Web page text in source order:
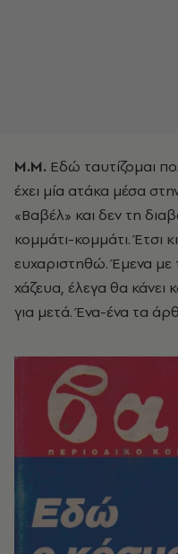
Μ.Μ. Εδώ ταυτίζομαι
έχει μία ατάκα μέσα
«Βαβέλ» και δεν τη
κομμάτι-κομμάτι. Έτσι
ευχαριστηθώ. Έμενα
χάζευα, έλεγα θα κάνει
για μετά. Ένα-ένα τα